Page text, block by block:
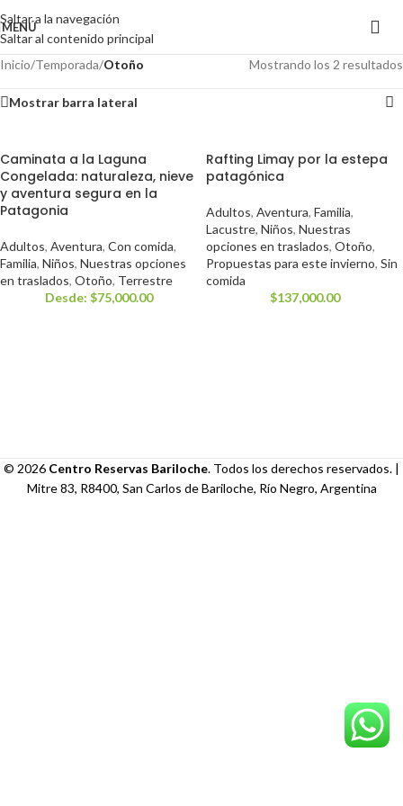
Saltar a la navegación
Saltar al contenido principal
MENÚ
Inicio/Temporada/Otoño Mostrando los 2 resultados
Mostrar barra lateral
Caminata a la Laguna
Congelada: naturaleza, nieve
y aventura segura en la
Patagonia
Adultos, Aventura, Con comida,
Familia, Niños, Nuestras opciones
en traslados, Otoño, Terrestre
Desde: $75,000.00
Rafting Limay por la estepa
patagónica
Adultos, Aventura, Familia,
Lacustre, Niños, Nuestras
opciones en traslados, Otoño,
Propuestas para este invierno, Sin
comida
$137,000.00
© 2026 Centro Reservas Bariloche. Todos los derechos reservados. |
Mitre 83, R8400, San Carlos de Bariloche, Río Negro, Argentina